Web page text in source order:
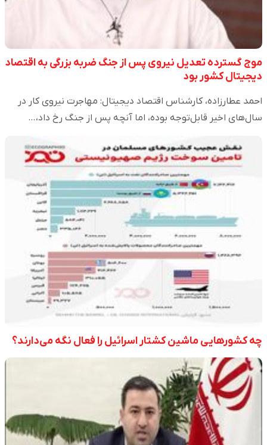
موج گسترده تعدیل نیروی پس از جنگ ضربه بزرگی به اقتصاد
دیجیتال کشور بود
احمد عطارزاده، کارشناس اقتصاد دیجیتال: مهاجرت نیروی کار در
سال‌های اخیر قابل‌توجه بوده، اما آنچه پس از جنگ رخ داد،…
چه کشورهایی ماشین کشتار اسرائیل را فعال نگه می‌دارند؟